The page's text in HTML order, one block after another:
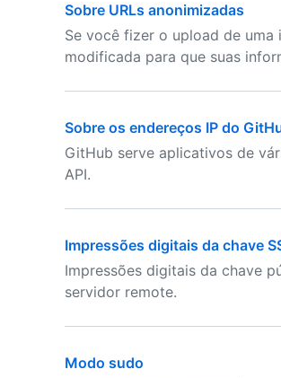
Sobre URLs anonimizadas
Se você fizer o upload de uma
modificada para que suas
Sobre os endereços IP do
GitHub serve aplicativos de
API.
Impressões digitais da chave
Impressões digitais da chave
servidor remote.
Modo sudo